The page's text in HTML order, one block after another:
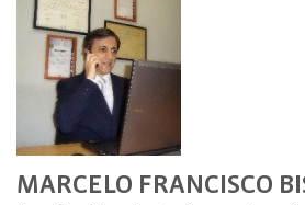
MARCELO FRANCISCO